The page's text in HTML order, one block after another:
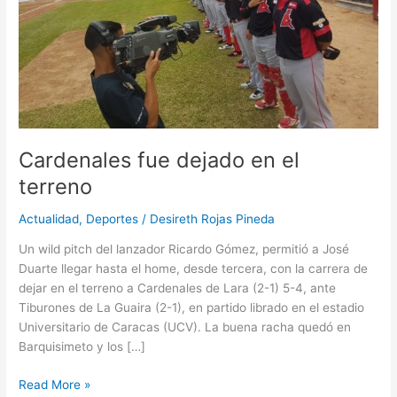
Cardenales fue dejado en el
terreno
Actualidad, Deportes / Desireth Rojas Pineda
Un wild pitch del lanzador Ricardo Gómez, permitió a José
Duarte llegar hasta el home, desde tercera, con la carrera de
dejar en el terreno a Cardenales de Lara (2-1) 5-4, ante
Tiburones de La Guaira (2-1), en partido librado en el estadio
Universitario de Caracas (UCV). La buena racha quedó en
Barquisimeto y los […]
Read More »